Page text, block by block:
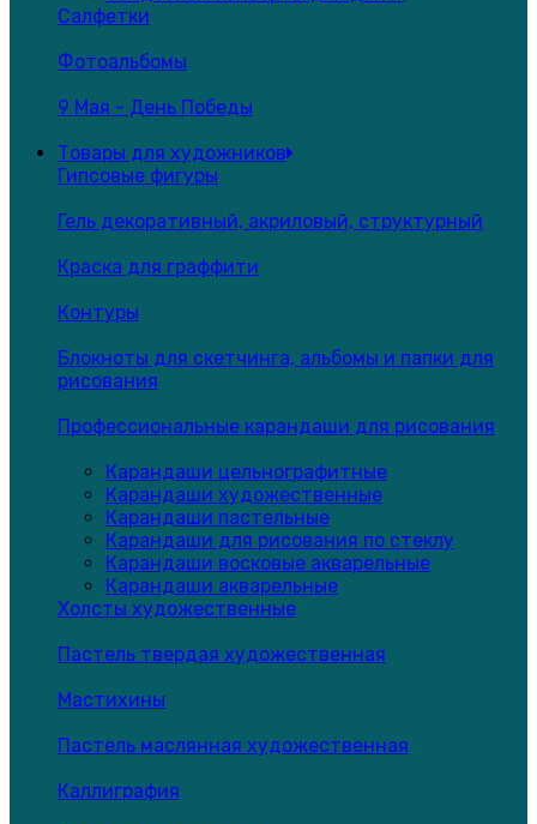
Салфетки
Фотоальбомы
9 Мая - День Победы
Товары для художников
Гипсовые фигуры
Гель декоративный, акриловый, структурный
Краска для граффити
Контуры
Блокноты для скетчинга, альбомы и папки для
рисования
Профессиональные карандаши для рисования
Карандаши цельнографитные
Карандаши художественные
Карандаши пастельные
Карандаши для рисования по стеклу
Карандаши восковые акварельные
Карандаши акварельные
Холсты художественные
Пастель твердая художественная
Мастихины
Пастель маслянная художественная
Каллиграфия